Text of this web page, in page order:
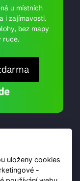
u místních
i zajímavosti.
bez mapy
ruce.
uloženy cookies
-